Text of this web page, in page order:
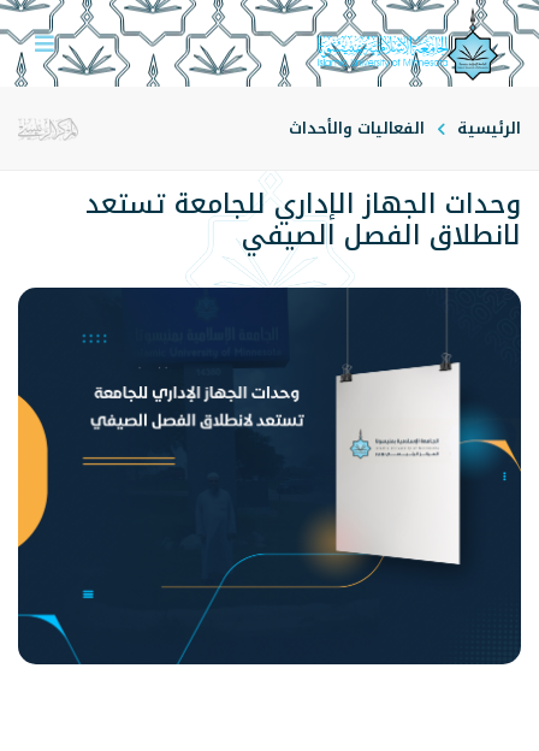
الرئيسية الفعاليات والأحداث
وحدات الجهاز الإداري للجامعة تستعد
لانطلاق الفصل الصيفي